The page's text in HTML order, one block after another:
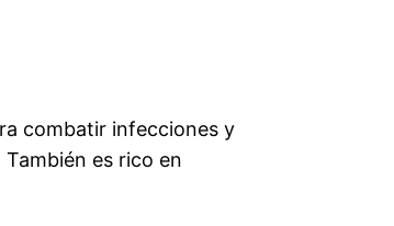
combatir infecciones y
es rico en